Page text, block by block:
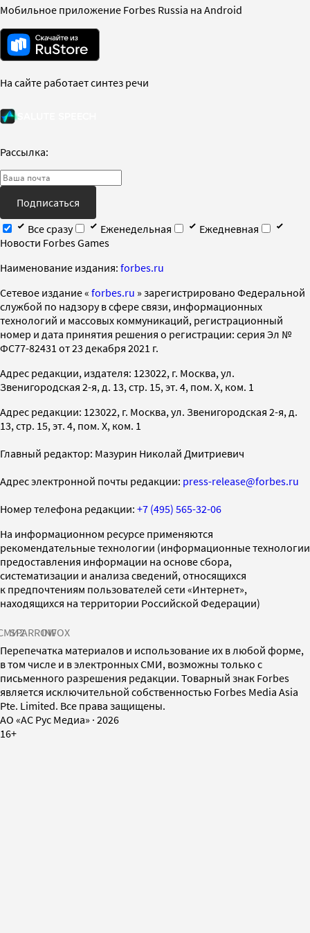
Мобильное приложение Forbes Russia на Android
На сайте работает синтез речи
Рассылка:
Подписаться
Все сразу
Еженедельная
Ежедневная
Новости Forbes Games
Наименование издания: forbes.ru
Cетевое издание « forbes.ru » зарегистрировано Федеральной
службой по надзору в сфере связи, информационных
технологий и массовых коммуникаций, регистрационный
номер и дата принятия решения о регистрации: серия Эл №
ФС77-82431 от 23 декабря 2021 г.
Адрес редакции, издателя: 123022, г. Москва, ул.
Звенигородская 2-я, д. 13, стр. 15, эт. 4, пом. X, ком. 1
Адрес редакции: 123022, г. Москва, ул. Звенигородская 2-я, д.
13, стр. 15, эт. 4, пом. X, ком. 1
Главный редактор: Мазурин Николай Дмитриевич
Адрес электронной почты редакции: press-release@forbes.ru
Номер телефона редакции: +7 (495) 565-32-06
На информационном ресурсе применяются
рекомендательные технологии (информационные технологии
предоставления информации на основе сбора,
систематизации и анализа сведений, относящихся
к предпочтениям пользователей сети «Интернет»,
находящихся на территории Российской Федерации)
SPARROWINFOX
Перепечатка материалов и использование их в любой форме,
в том числе и в электронных СМИ, возможны только с
письменного разрешения редакции. Товарный знак Forbes
является исключительной собственностью Forbes Media Asia
Pte. Limited. Все права защищены.
AO «АС Рус Медиа» · 2026
16+